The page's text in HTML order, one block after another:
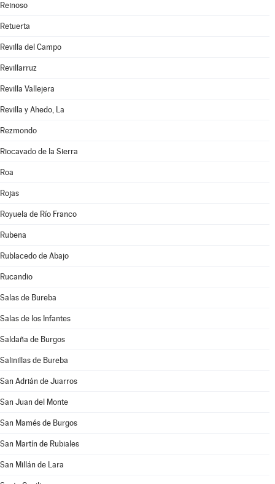
Reinoso
Retuerta
Revilla del Campo
Revillarruz
Revilla Vallejera
Revilla y Ahedo, La
Rezmondo
Riocavado de la Sierra
Roa
Rojas
Royuela de Río Franco
Rubena
Rublacedo de Abajo
Rucandio
Salas de Bureba
Salas de los Infantes
Saldaña de Burgos
Salinillas de Bureba
San Adrián de Juarros
San Juan del Monte
San Mamés de Burgos
San Martín de Rubiales
San Millán de Lara